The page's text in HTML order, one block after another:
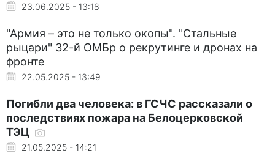
23.06.2025 - 13:18
"Армия – это не только окопы". "Стальные
рыцари" 32-й ОМБр о рекрутинге и дронах на
фронте
22.05.2025 - 13:49
Погибли два человека: в ГСЧС рассказали о
последствиях пожара на Белоцерковской
ТЭЦ
21.05.2025 - 14:21